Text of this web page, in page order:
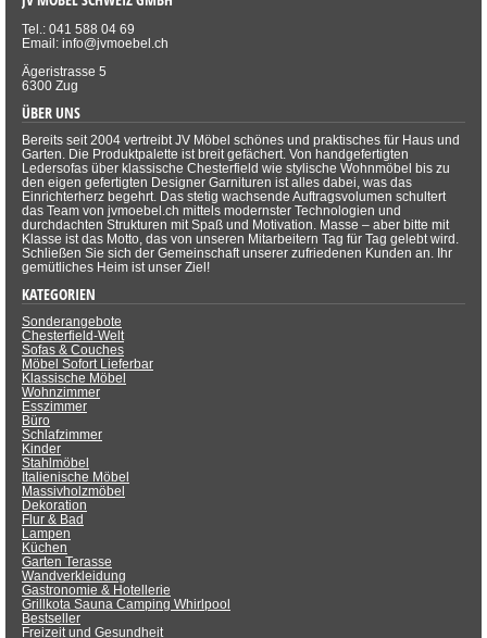
Tel.: 041 588 04 69
Email: info@jvmoebel.ch
Ägeristrasse 5
6300 Zug
ÜBER UNS
Bereits seit 2004 vertreibt JV Möbel schönes und praktisches für Haus und
Garten. Die Produktpalette ist breit gefächert. Von handgefertigten
Ledersofas über klassische Chesterfield wie stylische Wohnmöbel bis zu
den eigen gefertigten Designer Garnituren ist alles dabei, was das
Einrichterherz begehrt. Das stetig wachsende Auftragsvolumen schultert
das Team von jvmoebel.ch mittels modernster Technologien und
durchdachten Strukturen mit Spaß und Motivation. Masse – aber bitte mit
Klasse ist das Motto, das von unseren Mitarbeitern Tag für Tag gelebt wird.
Schließen Sie sich der Gemeinschaft unserer zufriedenen Kunden an. Ihr
gemütliches Heim ist unser Ziel!
KATEGORIEN
Sonderangebote
Chesterfield-Welt
Sofas & Couches
Möbel Sofort Lieferbar
Klassische Möbel
Wohnzimmer
Esszimmer
Büro
Schlafzimmer
Kinder
Stahlmöbel
Italienische Möbel
Massivholzmöbel
Dekoration
Flur & Bad
Lampen
Küchen
Garten Terasse
Wandverkleidung
Gastronomie & Hotellerie
Grillkota Sauna Camping Whirlpool
Bestseller
Freizeit und Gesundheit